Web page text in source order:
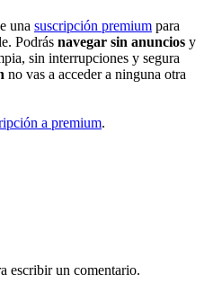
una suscripción premium para
Podrás navegar sin anuncios y
sin interrupciones y segura
no vas a acceder a ninguna otra
a premium.
escribir un comentario.